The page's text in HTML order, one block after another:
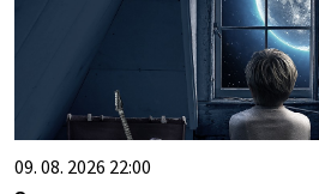
09. 08. 2026 22:00